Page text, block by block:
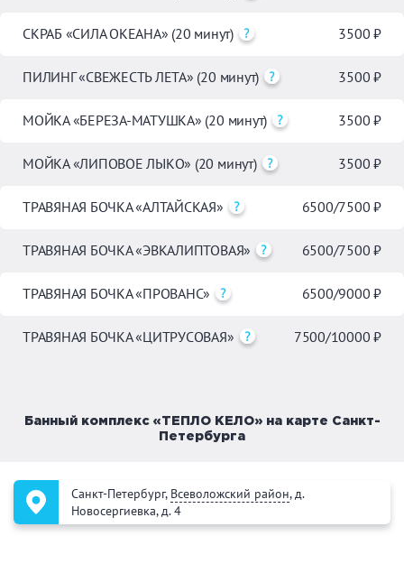
СКРАБ «СИЛА ОКЕАНА» (20 минут) 3500 ₽
ПИЛИНГ «СВЕЖЕСТЬ ЛЕТА» (20 минут) 3500 ₽
МОЙКА «БЕРЕЗА-МАТУШКА» (20 минут) 3500 ₽
МОЙКА «ЛИПОВОЕ ЛЫКО» (20 минут) 3500 ₽
ТРАВЯНАЯ БОЧКА «АЛТАЙСКАЯ» 6500/7500 ₽
ТРАВЯНАЯ БОЧКА «ЭВКАЛИПТОВАЯ» 6500/7500 ₽
ТРАВЯНАЯ БОЧКА «ПРОВАНС» 6500/9000 ₽
ТРАВЯНАЯ БОЧКА «ЦИТРУСОВАЯ» 7500/10000 ₽
Банный комплекс «ТЕПЛО КЕЛО» на карте Санкт-
Петербурга
Санкт-Петербург, Всеволожский район, д.
Новосергиевка, д. 4